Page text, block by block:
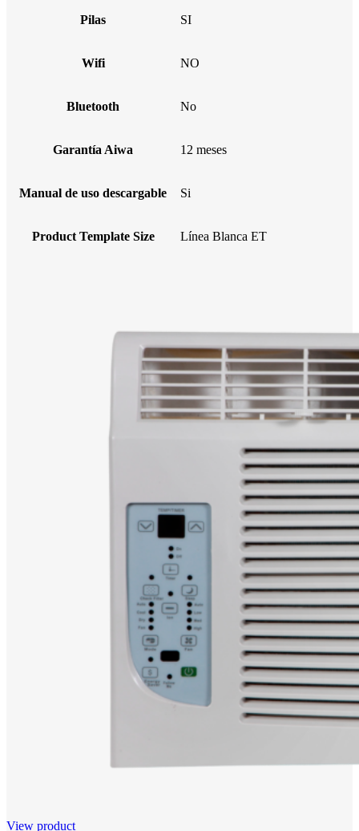
Pilas SI
Wifi NO
Bluetooth No
Garantía Aiwa 12 meses
Manual de uso descargable Si
Product Template Size Línea Blanca ET
View product